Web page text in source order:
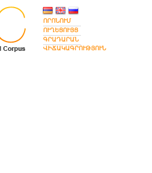
ՈՐՈՆՈՒՄ
ՈՒՂԵՑՈՒՅՑ
ԳՐԱԴԱՐԱՆ
ՎԻՃԱԿԱԳՐՈՒԹՅՈՒՆ